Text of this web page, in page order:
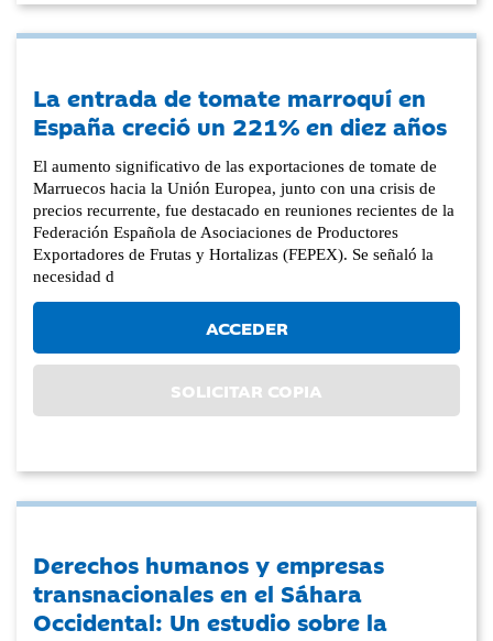
La entrada de tomate marroquí en
España creció un 221% en diez años
El aumento significativo de las exportaciones de tomate de
Marruecos hacia la Unión Europea, junto con una crisis de
precios recurrente, fue destacado en reuniones recientes de la
Federación Española de Asociaciones de Productores
Exportadores de Frutas y Hortalizas (FEPEX). Se señaló la
necesidad d
ACCEDER
SOLICITAR COPIA
Derechos humanos y empresas
transnacionales en el Sáhara
Occidental: Un estudio sobre la